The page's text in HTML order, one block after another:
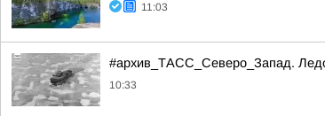
11:03
#архив_ТАСС_Северо_Запад.
10:33